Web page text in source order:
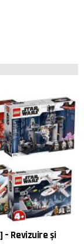
– Revizuire și